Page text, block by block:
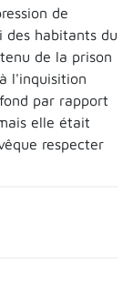
de
des habitants du
de la prison
l'inquisition
par rapport
elle était
respecter